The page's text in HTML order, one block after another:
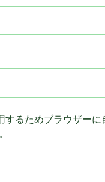
するためブラウザーに